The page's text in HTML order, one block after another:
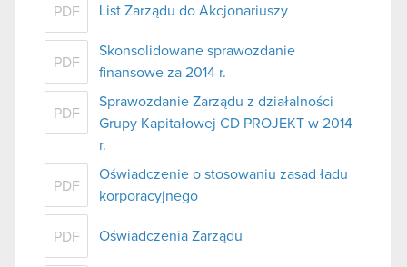
PDF List Zarządu do Akcjonariuszy
PDF
Skonsolidowane sprawozdanie
finansowe za 2014 r.
PDF
Sprawozdanie Zarządu z działalności
Grupy Kapitałowej CD PROJEKT w 2014
r.
PDF
Oświadczenie o stosowaniu zasad ładu
korporacyjnego
PDF Oświadczenia Zarządu